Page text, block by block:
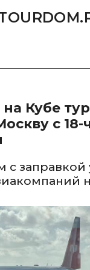
Кубе
с
с заправкой